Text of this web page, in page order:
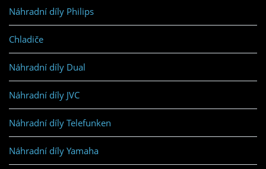
Náhradní díly Philips
Chladiče
Náhradní díly Dual
Náhradní díly JVC
Náhradní díly Telefunken
Náhradní díly Yamaha